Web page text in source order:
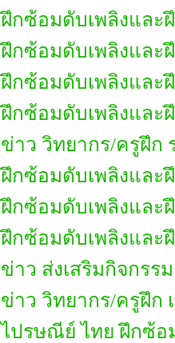
ฝึกซ้อมดับเพลิงและ
ฝึกซ้อมดับเพลิงและ
ฝึกซ้อมดับเพลิงและ
ฝึกซ้อมดับเพลิงและ
ข่าว วิทยากร/ครูฝึก
ฝึกซ้อมดับเพลิงและ
ฝึกซ้อมดับเพลิงและ
ฝึกซ้อมดับเพลิงและ
ข่าว ส่งเสริมกิจกรร
ข่าว วิทยากร/ครูฝึก
ไปรษณีย์ ไทย ฝึกซ้อ